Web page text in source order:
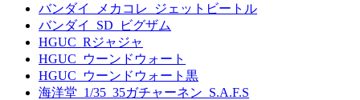
バンダイ_メカコレ_ジェットビートル
バンダイ_SD_ビグザム
HGUC_Rジャジャ
HGUC_ウーンドウォート
HGUC_ウーンドウォート黒
海洋堂_1/35_35ガチャーネン_S.A.F.S